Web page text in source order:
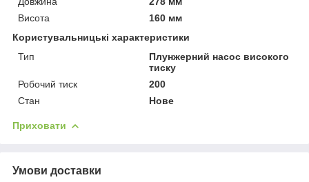
Висота
160 мм
Користувальницькі характеристики
Тип
Плунжерний насос високого
тиску
Робочий тиск
200
Стан
Нове
Приховати
Умови доставки